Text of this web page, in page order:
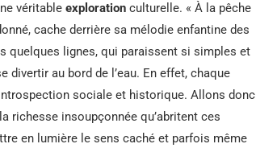
véritable exploration culturelle. « À la pêche
cache derrière sa mélodie enfantine des
quelques lignes, qui paraissent si simples et
divertir au bord de l’eau. En effet, chaque
sociale et historique. Allons donc
richesse insoupçonnée qu’abritent ces
en lumière le sens caché et parfois même